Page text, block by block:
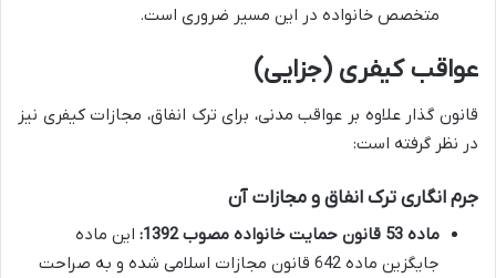
متخصص خانواده در این مسیر ضروری است.
عواقب کیفری (جزایی)
قانون گذار علاوه بر عواقب مدنی، برای ترک انفاق، مجازات کیفری نیز
در نظر گرفته است:
جرم انگاری ترک انفاق و مجازات آن
ماده 53 قانون حمایت خانواده مصوب 1392:
این ماده
جایگزین ماده 642 قانون مجازات اسلامی شده و به صراحت